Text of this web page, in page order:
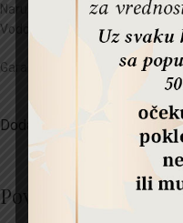
Narukvica:
12 mm
Vodootpornost:
3 ATM
Garancija:
Dodatne informacije
Povezani proizvodi